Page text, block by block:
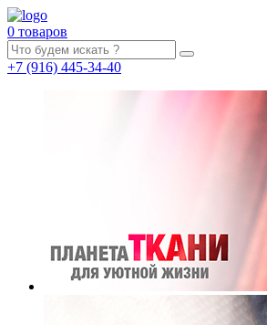
0 товаров
+7 (916) 445-34-40